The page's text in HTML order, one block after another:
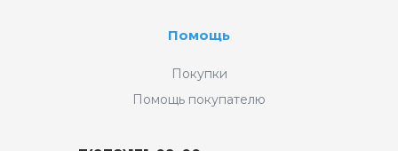
Помощь
Покупки
Помощь покупателю